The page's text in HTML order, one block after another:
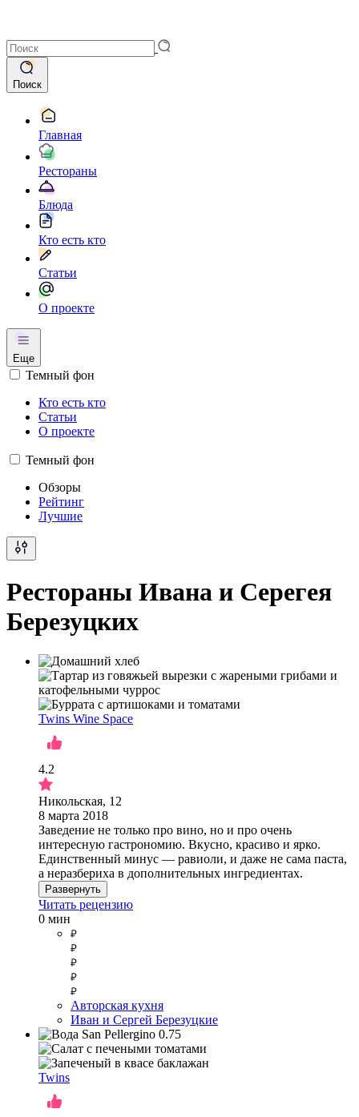
Поиск
Главная
Рестораны
Блюда
Кто есть кто
Статьи
О проекте
Еще
Темный фон
Кто есть кто
Статьи
О проекте
Темный фон
Обзоры
Рейтинг
Лучшие
Рестораны Ивана и Серегея
Березуцких
Twins Wine Space
4.2
Никольская, 12
8 марта 2018
Заведение не только про вино, но и про очень
интересную гастрономию. Вкусно, красиво и ярко.
Единственный минус — равиоли, и даже не сама паста,
а неразбериха в дополнительных ингредиентах.
Развернуть
Читать рецензию
0 мин
Авторская кухня
Иван и Сергей Березуцкие
Twins